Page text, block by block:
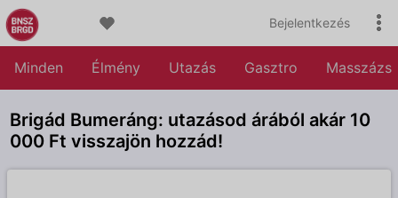
Bejelentkezés
Minden Élmény Utazás Gasztro Masszázs
Brigád Bumeráng: utazásod árából akár 10
000 Ft visszajön hozzád!